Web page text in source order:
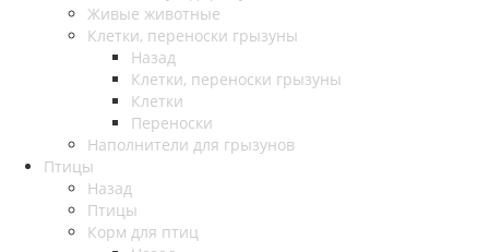
Живые животные
Клетки, переноски грызуны
Назад
Клетки, переноски грызуны
Клетки
Переноски
Наполнители для грызунов
Птицы
Назад
Птицы
Корм для птиц